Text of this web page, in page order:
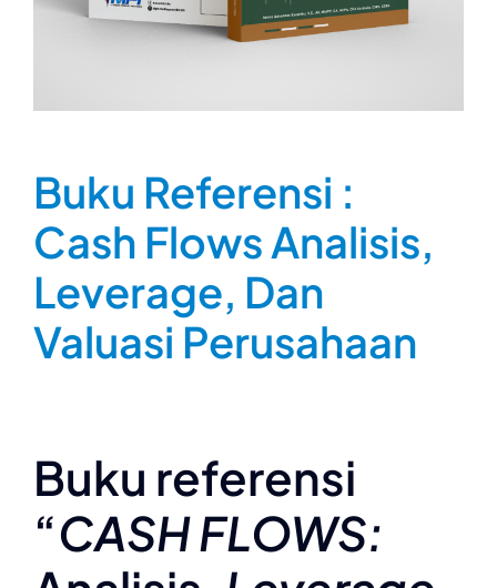
Buku Referensi :
Cash Flows Analisis,
Leverage, Dan
Valuasi Perusahaan
Buku referensi
“CASH FLOWS: